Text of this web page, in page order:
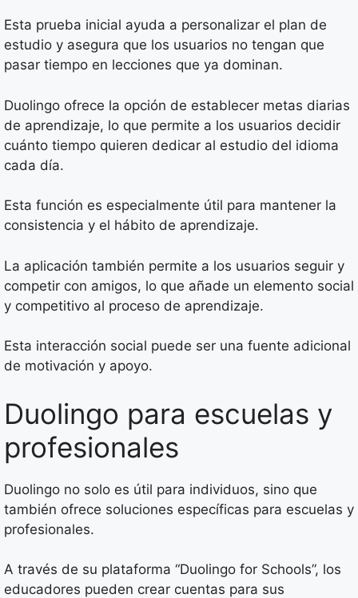
Esta prueba inicial ayuda a personalizar el plan de
estudio y asegura que los usuarios no tengan que
pasar tiempo en lecciones que ya dominan.
Duolingo ofrece la opción de establecer metas diarias
de aprendizaje, lo que permite a los usuarios decidir
cuánto tiempo quieren dedicar al estudio del idioma
cada día.
Esta función es especialmente útil para mantener la
consistencia y el hábito de aprendizaje.
La aplicación también permite a los usuarios seguir y
competir con amigos, lo que añade un elemento social
y competitivo al proceso de aprendizaje.
Esta interacción social puede ser una fuente adicional
de motivación y apoyo.
Duolingo para escuelas y
profesionales
Duolingo no solo es útil para individuos, sino que
también ofrece soluciones específicas para escuelas y
profesionales.
A través de su plataforma “Duolingo for Schools”, los
educadores pueden crear cuentas para sus